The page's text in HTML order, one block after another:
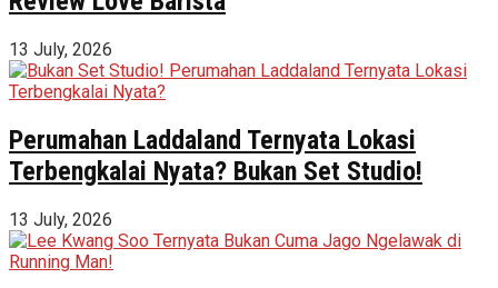
13 July, 2026
Perumahan Laddaland Ternyata Lokasi
Terbengkalai Nyata? Bukan Set Studio!
13 July, 2026